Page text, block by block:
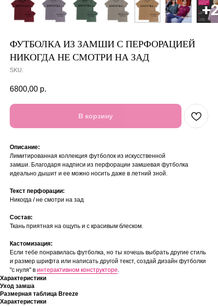
ФУТБОЛКА ИЗ ЗАМШИ С ПЕРФОРАЦИЕЙ
НИКОГДА НЕ СМОТРИ НА ЗАД
SKU:
6800,00 р.
В корзину
Описание:
Лимитированная коллекция футболок из искусственной
замши. Благодаря надписи из перфорации замшевая футболка
идеально дышит и ее можно носить даже в летний зной.
Текст перфорации:
Никогда / не смотри на зад
Состав:
Ткань приятная на ощупь и с красивым блеском.
Кастомизация:
Если тебе понравилась футболка, но ты хочешь выбрать другие стиль
и размер шрифта или написать другой текст, создай дизайн футболки
"с нуля" в интерактивном конструкторе.
Характеристики
Уход замша
Размерная таблица Breeze
Характеристики